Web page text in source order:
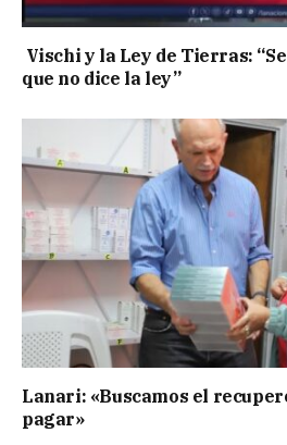
Vischi y la Ley de Tierras:
que no dice la ley”
Lanari: «Buscamos el
pagar»